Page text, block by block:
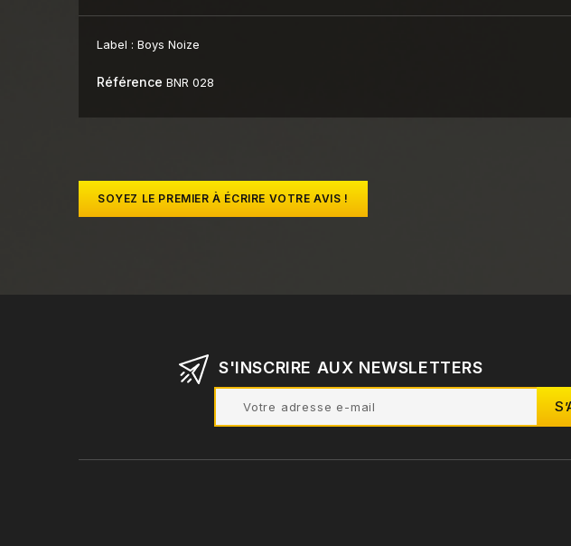
Label : Boys Noize
Référence BNR 028
SOYEZ LE PREMIER À ÉCRIRE VOTRE AVIS !
S'INSCRIRE AUX NEWSLETTERS